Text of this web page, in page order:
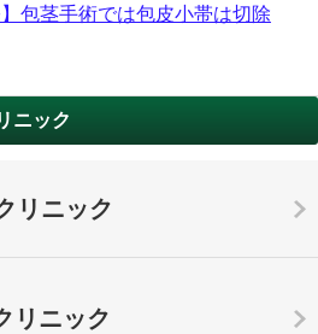
】包茎手術では包皮小帯は切除
ニック
リニック
リニック